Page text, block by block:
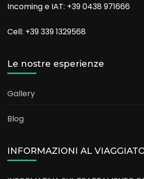
Incoming e IAT: +39 0438 971666
Cell: +39 339 1329568
Le nostre esperienze
Gallery
Blog
INFORMAZIONI AL